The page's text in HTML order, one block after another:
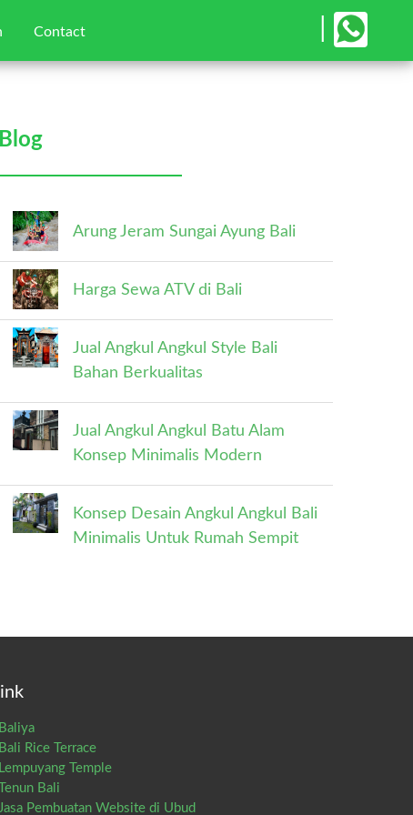
×
Contact
Blog
Arung Jeram Sungai Ayung Bali
Harga Sewa ATV di Bali
Jual Angkul Angkul Style Bali
Bahan Berkualitas
Jual Angkul Angkul Batu Alam
Konsep Minimalis Modern
Konsep Desain Angkul Angkul Bali
Minimalis Untuk Rumah Sempit
Baliya
Bali Rice Terrace
Lempuyang Temple
Tenun Bali
Pembuatan Website di Ubud